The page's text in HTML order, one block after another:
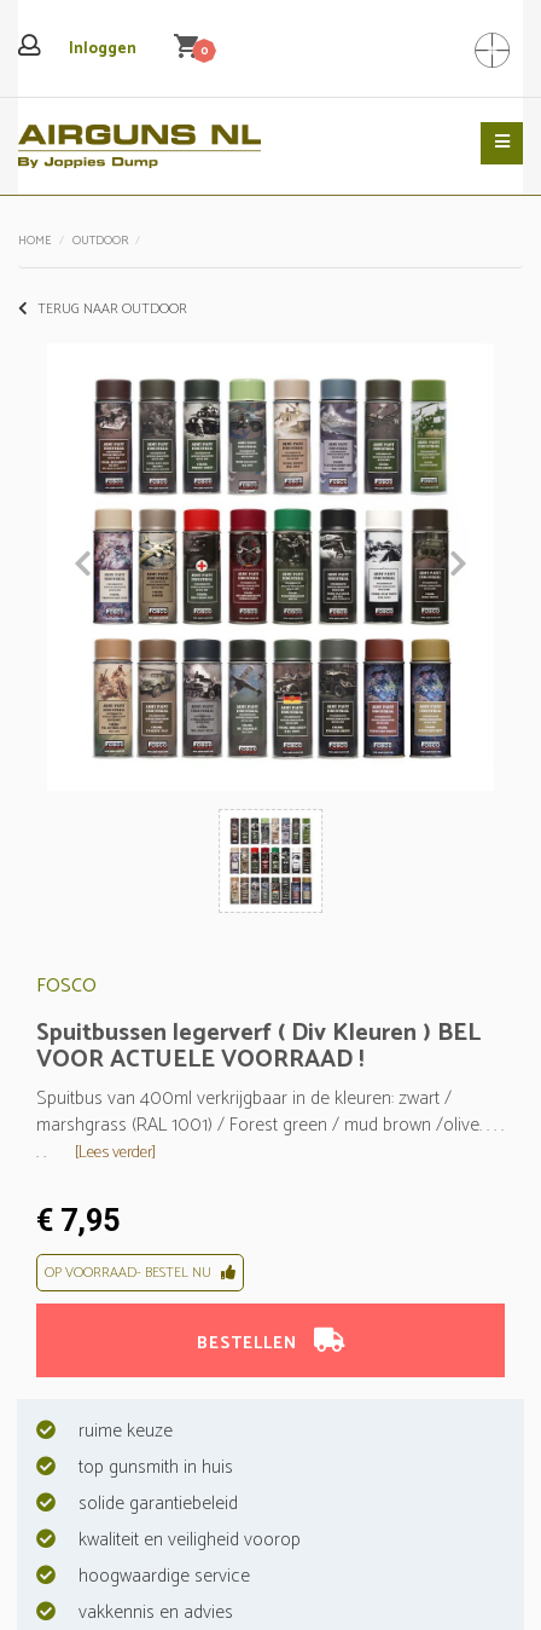
Inloggen shopping_cart0 Search
HOME OUTDOOR
TERUG NAAR OUTDOOR
FOSCO
Spuitbussen legerverf ( Div Kleuren ) BEL
VOOR ACTUELE VOORRAAD !
Spuitbus van 400ml verkrijgbaar in de kleuren: zwart /
marshgrass (RAL 1001) / Forest green / mud brown /olive. . . .
. .
[Lees verder]
€ 7,95
OP VOORRAAD- BESTEL NU
BESTELLEN
ruime keuze
top gunsmith in huis
solide garantiebeleid
kwaliteit en veiligheid voorop
hoogwaardige service
vakkennis en advies